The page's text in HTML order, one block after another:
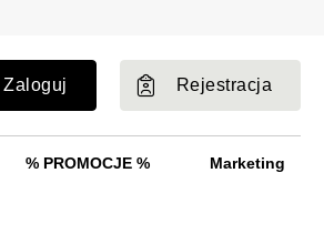
Zaloguj Rejestracja
% PROMOCJE % Marketing